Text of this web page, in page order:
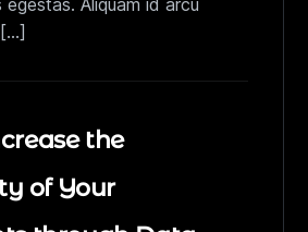
Aliquam id arcu
the
of Your